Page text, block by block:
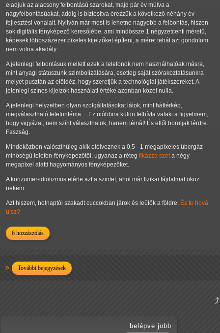
eladjuk az alacsony felbontású szarokat, majd pár év múlva a
nagyfelbontásúakat, addig is biztosítva érezzük a következő néhány év
fejlesztési vonalait. Nyilván már most is lehetne nagyobb a felbontás, hiszen
sok digitális fényképező keresőjébe, ami mindössze 1 négyzetcenti méretű,
képesek többszázezer pixeles kijelzőket építeni, a méret tehát azt gondolom
nem volna akadály.
A jelenlegi felbontásuk mellett ezek a telefonok nem használhatóak másra,
mint anyagi státuszunk szimbolizálására, esetleg saját szórakoztatásunkra
melyet pusztán az előidéz, hogy szeretjük a technológiai játékszereket. A
jelenlegi színes kijelzők használati értéke azonban közel nulla.
A jelenlegi helyzetben olyan szolgáltatásokat látok, mint háttérkép,
megválasztható telefontéma… Ez utóbbira külön felhívta valaki a figyelmem,
hogy vigyázat, nem színt választhatok, hanem témát! És ettől boruljak térdre.
Faszság.
Mindeközben valószínűleg akik elélveznek a 0,5 - 1 megapixeles übergáz
minőségű telefon-fényképezőtől, ugyanaz a réteg fikázza széta négy
megapixel alatti hagyományos fényképezőket.
A konzumer-idiotizmus elérte azt a szintet, ahol már fizikai fájdalmat okoz
nekem.
Azt hiszem, holnaptól szakadt cuccokban járok és leülök a földre. És te hová
ülsz?
6 hozzászólás
További bejegyzések
belépve jobb